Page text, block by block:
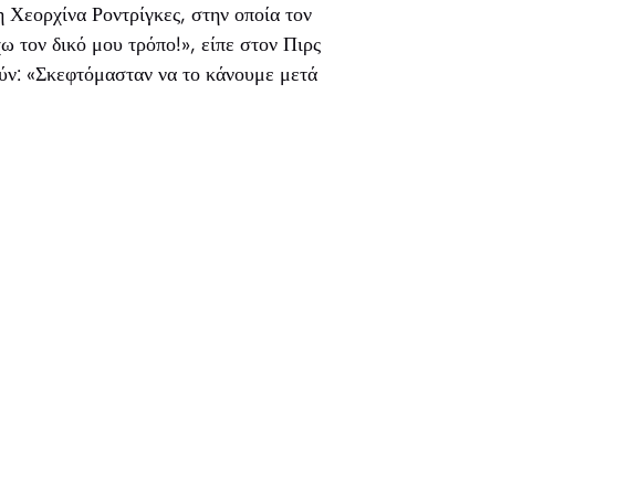
Ροντρίγκες, στην οποία τον
τον δικό μου τρόπο!», είπε στον Πιρς
«Σκεφτόμασταν να το κάνουμε μετά